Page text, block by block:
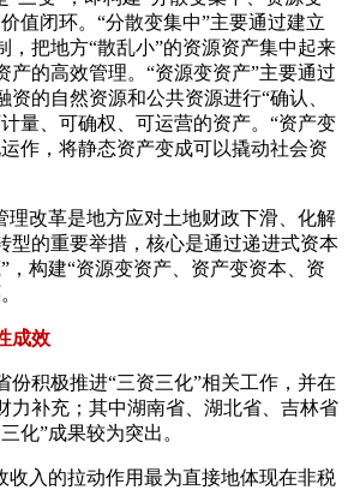
值闭环。“分散变集中”主要通过建立
，把地方“散乱小”的资源资产集中起来
产的高效管理。“资源变资产”主要通过
资的自然资源和公共资源进行“确认、
量、可确权、可运营的资产。“资产变
作，将静态资产变成可以撬动社会资
理改革是地方应对土地财政下滑、化解
型的重要举措，核心是通过递进式资本
，构建“资源变资产、资产变资本、资
成效
份积极推进“三资三化”相关工作，并在
力补充；其中湖南省、湖北省、吉林省
化”成果较为突出。
收入的拉动作用最为直接地体现在非税